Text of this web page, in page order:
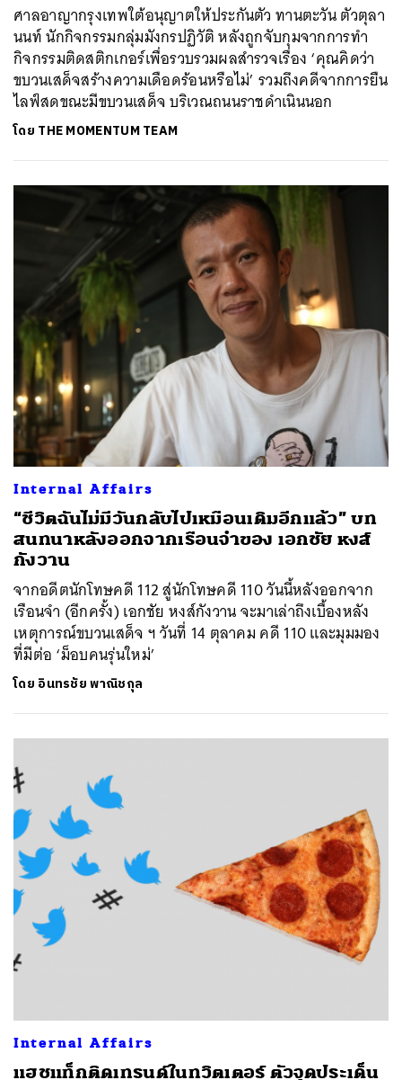
ศาลอาญากรุงเทพใต้อนุญาตให้ประกันตัว ทานตะวัน ตัวตุลา
นนท์ นักกิจกรรมกลุ่มมังกรปฏิวัติ หลังถูกจับกุมจากการทำ
กิจกรรมติดสติกเกอร์เพื่อรวบรวมผลสำรวจเรื่อง ‘คุณคิดว่า
ขบวนเสด็จสร้างความเดือดร้อนหรือไม่’ รวมถึงคดีจากการยืน
ไลฟ์สดขณะมีขบวนเสด็จ บริเวณถนนราชดำเนินนอก
โดย THE MOMENTUM TEAM
Internal Affairs
“ชีวิตฉันไม่มีวันกลับไปเหมือนเดิมอีกแล้ว” บท
สนทนาหลังออกจากเรือนจำของ เอกชัย หงส์
กังวาน
จากอดีตนักโทษคดี 112 สู่นักโทษคดี 110 วันนี้หลังออกจาก
เรือนจำ (อีกครั้ง) เอกชัย หงส์กังวาน จะมาเล่าถึงเบื้องหลัง
เหตุการณ์ขบวนเสด็จ ฯ วันที่ 14 ตุลาคม คดี 110 และมุมมอง
ที่มีต่อ ‘ม็อบคนรุ่นใหม่’
โดย อินทรชัย พาณิชกุล
Internal Affairs
แฮชแท็กติดเทรนด์ในทวิตเตอร์ ตัวจุดประเด็น